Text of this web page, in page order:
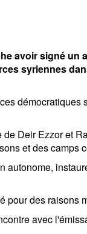
avoir signé un
syriennes
Deir Ezzor et
et des camps
pour des raisons
avec